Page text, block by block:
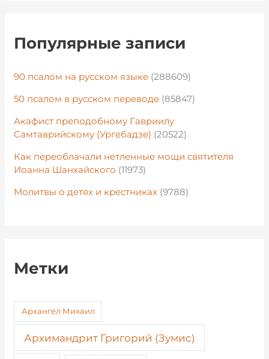
Популярные записи
90 псалом на русском языке (288609)
50 псалом в русском переводе (85847)
Акафист преподобному Гавриилу
Самтаврийскому (Ургебадзе) (20522)
Как переоблачали нетленные мощи святителя
Иоанна Шанхайского (11973)
Молитвы о детях и крестниках (9788)
Метки
Архангел Михаил
Архимандрит Григорий (Зумис)